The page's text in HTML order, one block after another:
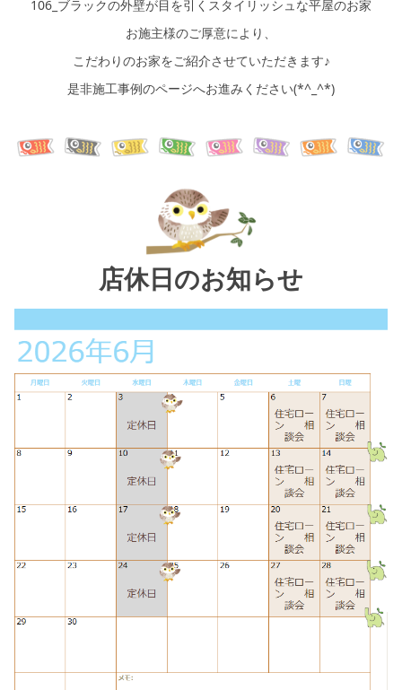
106_ブラックの外壁が目を引くスタイリッシュな平屋のお家
お施主様のご厚意により、
こだわりのお家をご紹介させていただきます♪
是非施工事例のページへお進みください(*^_^*)
店休日のお知らせ